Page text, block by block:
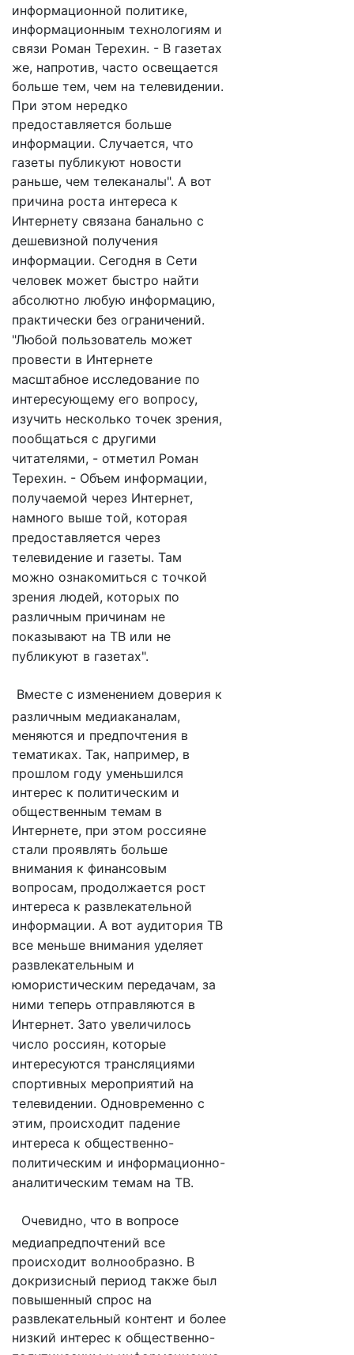
информационной политике,
информационным технологиям и
связи Роман Терехин. - В газетах
же, напротив, часто освещается
больше тем, чем на телевидении.
При этом нередко
предоставляется больше
информации. Случается, что
газеты публикуют новости
раньше, чем телеканалы". А вот
причина роста интереса к
Интернету связана банально с
дешевизной получения
информации. Сегодня в Сети
человек может быстро найти
абсолютно любую информацию,
практически без ограничений.
"Любой пользователь может
провести в Интернете
масштабное исследование по
интересующему его вопросу,
изучить несколько точек зрения,
пообщаться с другими
читателями, - отметил Роман
Терехин. - Объем информации,
получаемой через Интернет,
намного выше той, которая
предоставляется через
телевидение и газеты. Там
можно ознакомиться с точкой
зрения людей, которых по
различным причинам не
показывают на ТВ или не
публикуют в газетах".
Вместе с изменением доверия к
различным медиаканалам,
меняются и предпочтения в
тематиках. Так, например, в
прошлом году уменьшился
интерес к политическим и
общественным темам в
Интернете, при этом россияне
стали проявлять больше
внимания к финансовым
вопросам, продолжается рост
интереса к развлекательной
информации. А вот аудитория ТВ
все меньше внимания уделяет
развлекательным и
юмористическим передачам, за
ними теперь отправляются в
Интернет. Зато увеличилось
число россиян, которые
интересуются трансляциями
спортивных мероприятий на
телевидении. Одновременно с
этим, происходит падение
интереса к общественно-
политическим и информационно-
аналитическим темам на ТВ.
Очевидно, что в вопросе
медиапредпочтений все
происходит волнообразно. В
докризисный период также был
повышенный спрос на
развлекательный контент и более
низкий интерес к общественно-